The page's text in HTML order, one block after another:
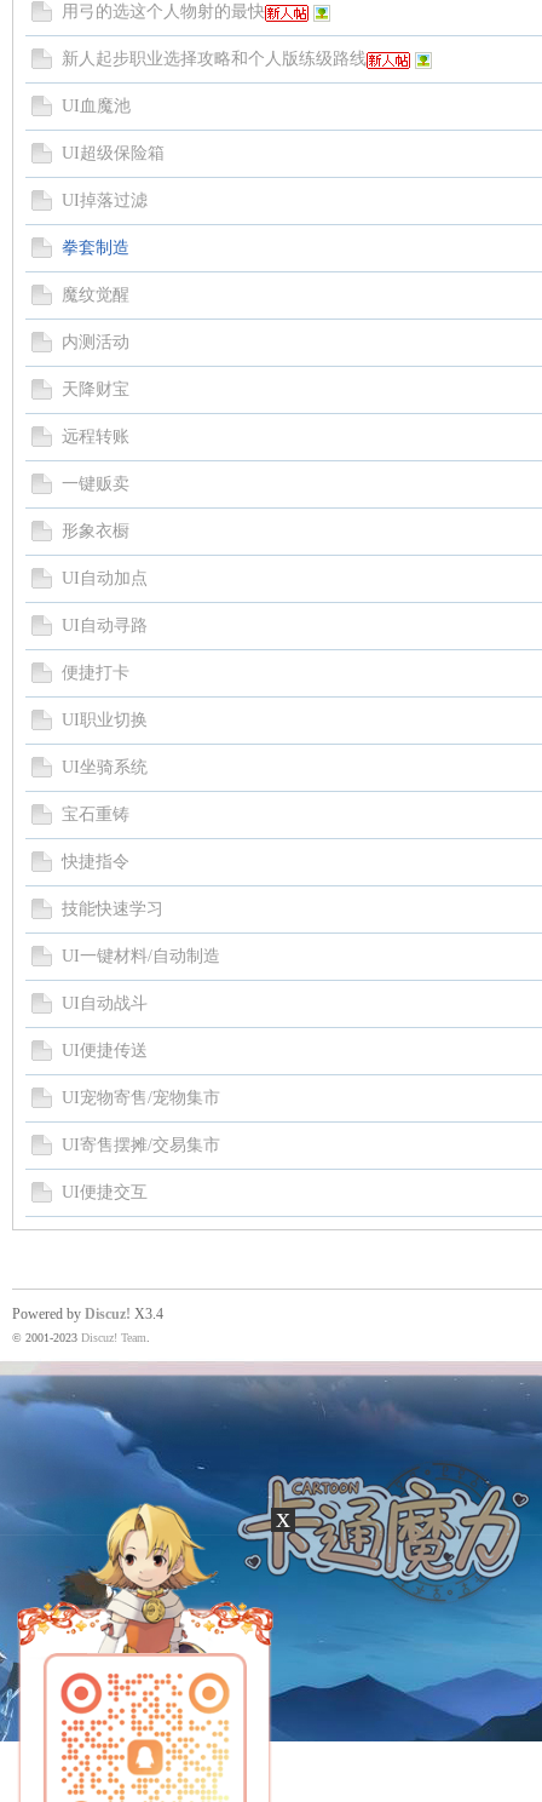
用弓的选这个人物射的最快
新人起步职业选择攻略和个人版练级路线
UI血魔池
UI超级保险箱
UI掉落过滤
拳套制造
魔纹觉醒
内测活动
天降财宝
远程转账
一键贩卖
形象衣橱
UI自动加点
UI自动寻路
便捷打卡
UI职业切换
UI坐骑系统
宝石重铸
快捷指令
技能快速学习
UI一键材料/自动制造
UI自动战斗
UI便捷传送
UI宠物寄售/宠物集市
UI寄售摆摊/交易集市
UI便捷交互
Powered by Discuz! X3.4
© 2001-2023 Discuz! Team
x